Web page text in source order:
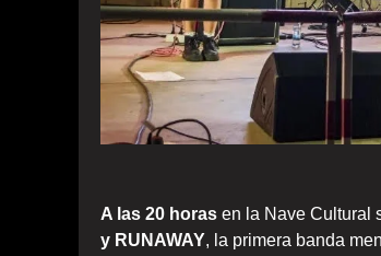
A las 20 horas en la Nave Cultural
y RUNAWAY, la primera banda